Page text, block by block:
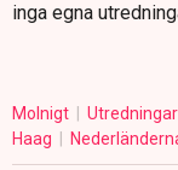
inga egna
Molnigt Utredningar
Haag